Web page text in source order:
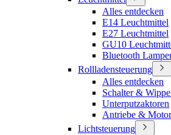
Alles entdecken
E14 Leuchtmittel
E27 Leuchtmittel
GU10
Bluetooth
Rollladensteuerung
Alles entdecken
Schalter &
Unterputzaktoren
Antriebe &
Lichtsteuerung